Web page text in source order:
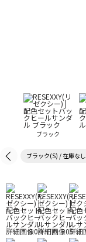
ブラック
ブラック(S) / 在庫なし